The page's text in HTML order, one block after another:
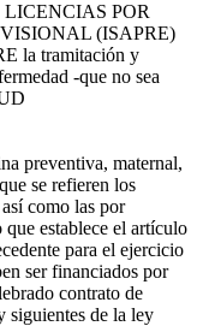
POR
(ISAPRE)
la tramitación y
-que no sea
preventiva, maternal,
se refieren los
como las por
establece el artículo
para el ejercicio
ser financiados por
contrato de
siguientes de la ley